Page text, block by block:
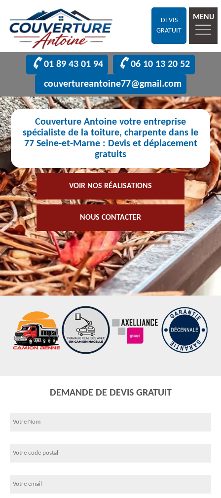
DEVIS
GRATUIT
MENU
01 89 43 01 94
06 10 13 20 52
couvertureantoine77@gmail.com
Couverture Antoine votre entreprise
spécialiste de la toiture, charpente dans le
77 Seine-et-Marne : Devis et déplacement
gratuits
VOIR NOS RÉALISATIONS
NOUS CONTACTER
DEMANDE DE DEVIS GRATUIT